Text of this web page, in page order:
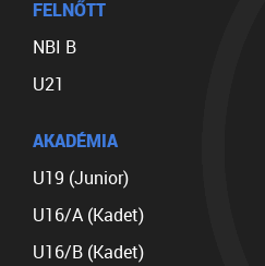
FELNŐTT
NBI B
U21
AKADÉMIA
U19 (Junior)
U16/A (Kadet)
U16/B (Kadet)